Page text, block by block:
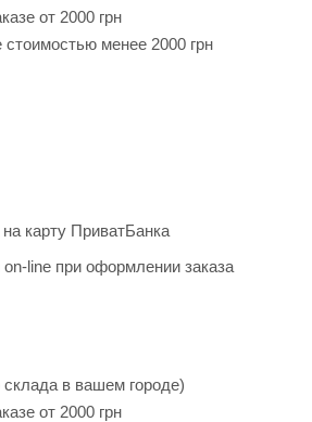
от 2000 грн
стоимостью менее 2000 грн
карту ПриватБанка
on-line при оформлении заказа
в вашем городе)
от 2000 грн